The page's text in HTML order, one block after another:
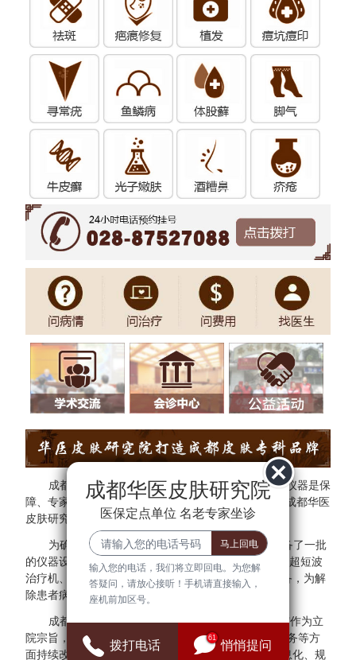
成都华医皮肤研究院秉承"医院环境是基础、设备仪器是保
障、专家团队是核心"的方针。为了更好的服务于民，成都华医
皮肤研究院与多家三甲医院专家建立专家会诊中心。
为确保医疗质量与安全，成都华医皮肤研究院配备了一批
的仪器设备，拥有308准分子光治疗仪、红宝石激光、超短波
治疗机、射频治疗仪、窄谱UVB治疗仪等检查诊断设备，为解
除患者病症提供可靠的保障。
成都华医皮肤研究院始终把"群众满意、患者放心"作为立
院宗旨，并借鉴医院JCI认证标准，在医疗、管理、服务等方
面持续改进，全面建设现代化、科学化、标准化、信息化、规
成都华医皮肤研究院
医保定点单位 名老专家坐诊
输入您的电话，我们将立即回电。为您解
答疑问，请放心接听！手机请直接输入，
座机前加区号。
拨打电话
61
悄悄提问